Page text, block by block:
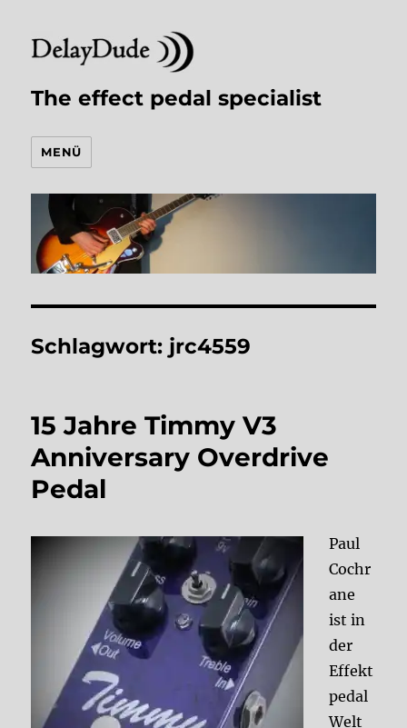
The effect pedal specialist
MENÜ
Schlagwort: jrc4559
15 Jahre Timmy V3
Anniversary Overdrive
Pedal
Paul
Cochr
ane
ist in
der
Effekt
pedal
Welt